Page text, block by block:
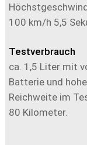
100 km/h 5,5
Testverbrauch
ca. 1,5 Liter mit
Batterie und
Reichweite im
80 Kilometer.